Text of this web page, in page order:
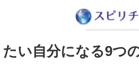
い自分になる9つ